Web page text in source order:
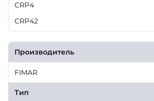
CRP4
CRP42
Производитель
FIMAR
Тип